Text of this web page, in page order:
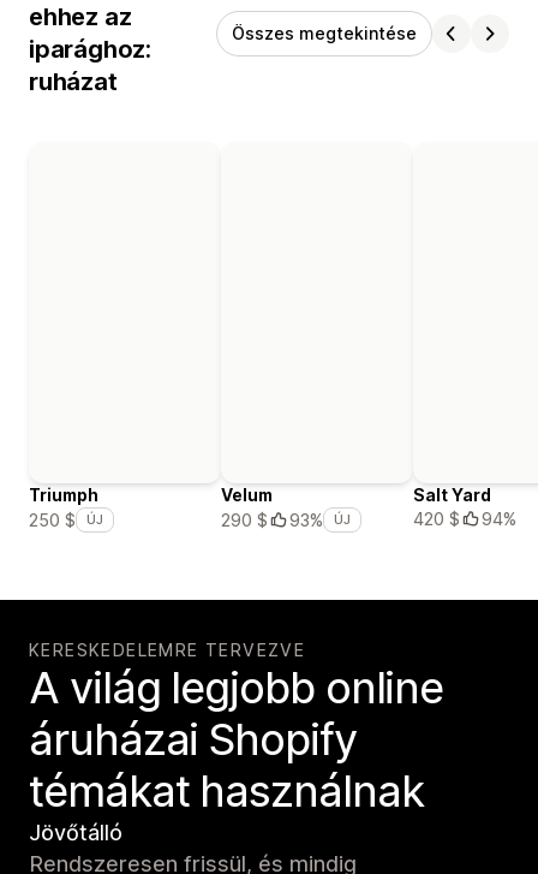
ehhez az
iparághoz:
ruházat
Összes megtekintése
Triumph
250 $
ÚJ
Velum
290 $
93% ÚJ
Salt Yard
420 $
94%
KERESKEDELEMRE TERVEZVE
A világ legjobb online
áruházai Shopify
témákat használnak
Jövőtálló
Rendszeresen frissül, és mindig